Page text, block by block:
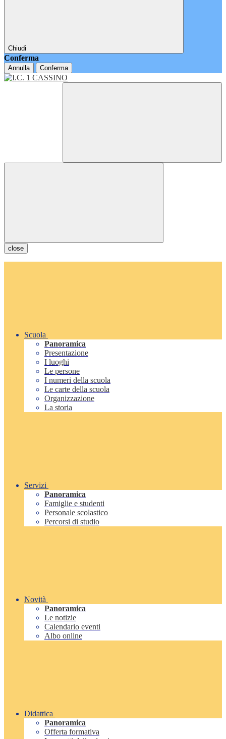
Chiudi
Conferma
Annulla Conferma
close
Scuola
Panoramica
Presentazione
I luoghi
Le persone
I numeri della scuola
Le carte della scuola
Organizzazione
La storia
Servizi
Panoramica
Famiglie e studenti
Personale scolastico
Percorsi di studio
Novità
Panoramica
Le notizie
Calendario eventi
Albo online
Didattica
Panoramica
Offerta formativa